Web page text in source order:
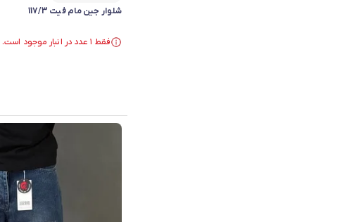
شلوار جین مام فیت 117/3
در سبد خرید بیش از ۴۰ نفر.